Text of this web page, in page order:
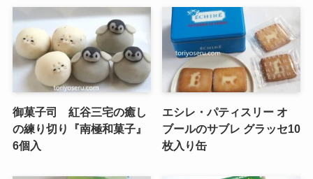
御菓子司 紅谷三宅の癒し
の練り切り『南極和菓子』
6個入
エシレ・パティスリー オ
ブールのサブレ グラッセ10
枚入り缶